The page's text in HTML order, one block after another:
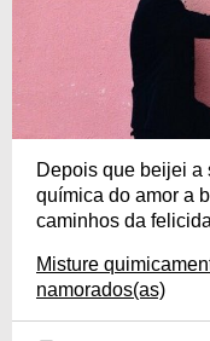
Depois que beijei a
química do amor a
caminhos da
Misture
namorados(as)